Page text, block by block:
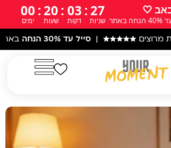
🤍
25
שניות
:
03
דקות
:
20
שעות
:
00
ימים
| סייל עד 30% הנחה באתר! |עקב